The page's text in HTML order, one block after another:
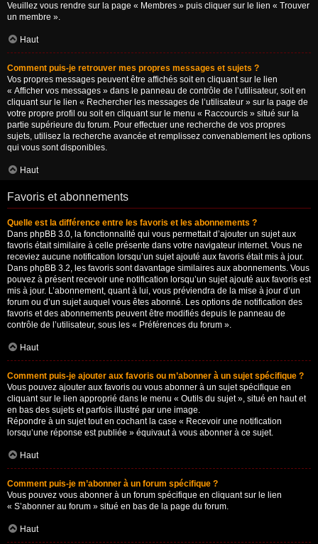
Veuillez vous rendre sur la page « Membres » puis cliquer sur le lien « Trouver
un membre ».
Haut
Comment puis-je retrouver mes propres messages et sujets ?
Vos propres messages peuvent être affichés soit en cliquant sur le lien
« Afficher vos messages » dans le panneau de contrôle de l’utilisateur, soit en
cliquant sur le lien « Rechercher les messages de l’utilisateur » sur la page de
votre propre profil ou soit en cliquant sur le menu « Raccourcis » situé sur la
partie supérieure du forum. Pour effectuer une recherche de vos propres
sujets, utilisez la recherche avancée et remplissez convenablement les options
qui vous sont disponibles.
Haut
Favoris et abonnements
Quelle est la différence entre les favoris et les abonnements ?
Dans phpBB 3.0, la fonctionnalité qui vous permettait d’ajouter un sujet aux
favoris était similaire à celle présente dans votre navigateur internet. Vous ne
receviez aucune notification lorsqu’un sujet ajouté aux favoris était mis à jour.
Dans phpBB 3.2, les favoris sont davantage similaires aux abonnements. Vous
pouvez à présent recevoir une notification lorsqu’un sujet ajouté aux favoris est
mis à jour. L’abonnement, quant à lui, vous préviendra de la mise à jour d’un
forum ou d’un sujet auquel vous êtes abonné. Les options de notification des
favoris et des abonnements peuvent être modifiés depuis le panneau de
contrôle de l’utilisateur, sous les « Préférences du forum ».
Haut
Comment puis-je ajouter aux favoris ou m’abonner à un sujet spécifique ?
Vous pouvez ajouter aux favoris ou vous abonner à un sujet spécifique en
cliquant sur le lien approprié dans le menu « Outils du sujet », situé en haut et
en bas des sujets et parfois illustré par une image.
Répondre à un sujet tout en cochant la case « Recevoir une notification
lorsqu’une réponse est publiée » équivaut à vous abonner à ce sujet.
Haut
Comment puis-je m’abonner à un forum spécifique ?
Vous pouvez vous abonner à un forum spécifique en cliquant sur le lien
« S’abonner au forum » situé en bas de la page du forum.
Haut